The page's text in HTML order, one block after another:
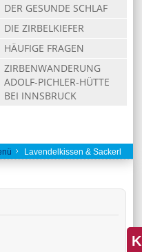
DER GESUNDE SCHLAF
DIE ZIRBELKIEFER
HÄUFIGE FRAGEN
ZIRBENWANDERUNG
ADOLF-PICHLER-HÜTTE
BEI INNSBRUCK
Lavendelkissen & Sackerl
K